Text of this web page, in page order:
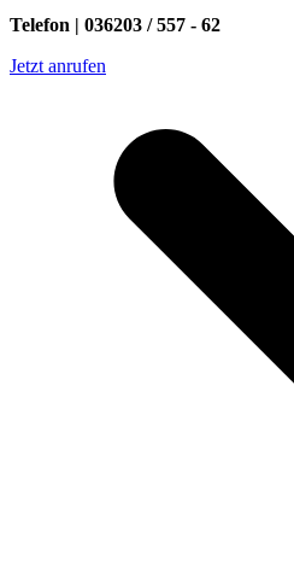
Telefon | 036203 / 557 - 62
Jetzt anrufen